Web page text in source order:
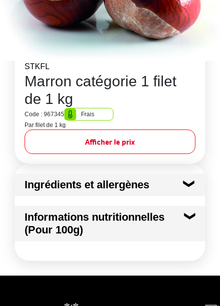
STKFL
Marron catégorie 1 filet
de 1 kg
Code : 967345
Frais
Par filet de 1 kg
Afficher le prix
Ingrédients et allergènes
Marron
Conformément aux informations transmises
Informations nutritionnelles
(Pour 100g)
Kilojoules 568 kj